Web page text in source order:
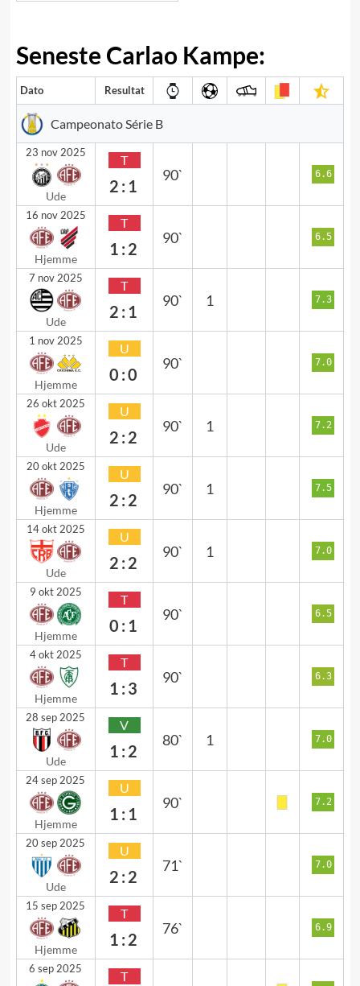
Seneste Carlao Kampe:
Dato Resultat
Campeonato Série B
23 nov 2025
Ude
T
2:1
90` 6.6
16 nov 2025
Hjemme
T
1:2
90` 6.5
7 nov 2025
Ude
T
2:1
90` 1 7.3
1 nov 2025
Hjemme
U
0:0
90` 7.0
26 okt 2025
Ude
U
2:2
90` 1 7.2
20 okt 2025
Hjemme
U
2:2
90` 1 7.5
14 okt 2025
Ude
U
2:2
90` 1 7.0
9 okt 2025
Hjemme
T
0:1
90` 6.5
4 okt 2025
Hjemme
T
1:3
90` 6.3
28 sep 2025
Ude
V
1:2
80` 1 7.0
24 sep 2025
Hjemme
U
1:1
90` 7.2
20 sep 2025
Ude
U
2:2
71` 7.0
15 sep 2025
Hjemme
T
1:2
76` 6.9
6 sep 2025 T